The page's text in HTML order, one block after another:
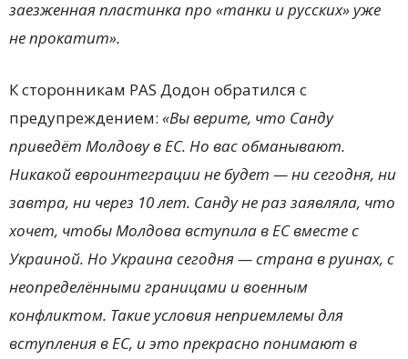
заезженная пластинка про «танки и русских» уже
не прокатит».
К сторонникам PAS Додон обратился с
предупреждением: «Вы верите, что Санду
приведёт Молдову в ЕС. Но вас обманывают.
Никакой евроинтеграции не будет — ни сегодня, ни
завтра, ни через 10 лет. Санду не раз заявляла, что
хочет, чтобы Молдова вступила в ЕС вместе с
Украиной. Но Украина сегодня — страна в руинах, с
неопределёнными границами и военным
конфликтом. Такие условия неприемлемы для
вступления в ЕС, и это прекрасно понимают в